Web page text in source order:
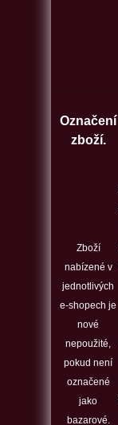
Označení
zboží.
Zboží
nabízené v
jednotlivých
e-shopech je
nové
nepoužité,
pokud není
označené
jako
bazarové.